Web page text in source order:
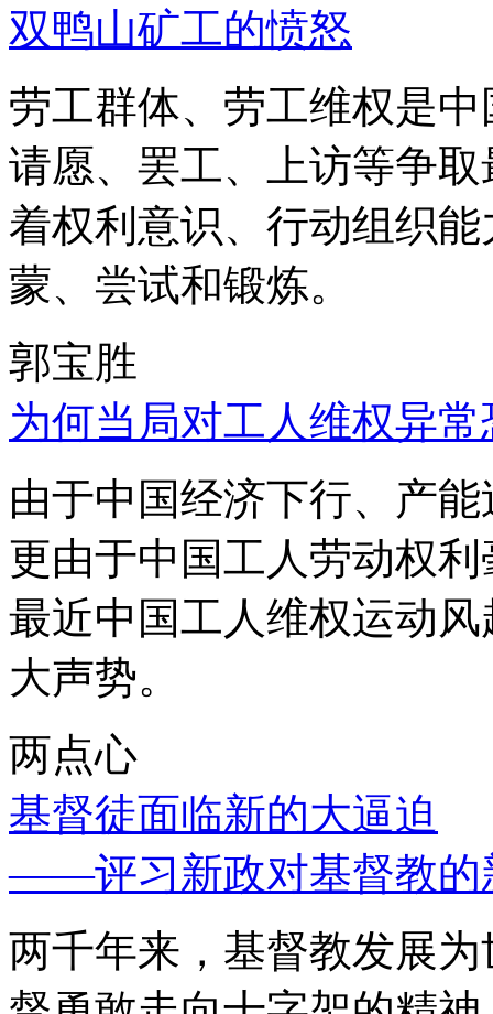
双鸭山矿工的愤怒
劳工群体、劳工维权是
请愿、罢工、上访等争
着权利意识、行动组织
蒙、尝试和锻炼。
郭宝胜
为何当局对工人维权异
由于中国经济下行、产
更由于中国工人劳动权
最近中国工人维权运动
大声势。
两点心
基督徒面临新的大逼迫
——评习新政对基督教的
两千年来，基督教发展